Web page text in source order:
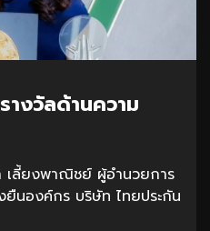
างวัลด้านความ
เลี้ยงพาณิชย์ ผู้อำนวยการ
นองค์กร บริษัท ไทยประกัน